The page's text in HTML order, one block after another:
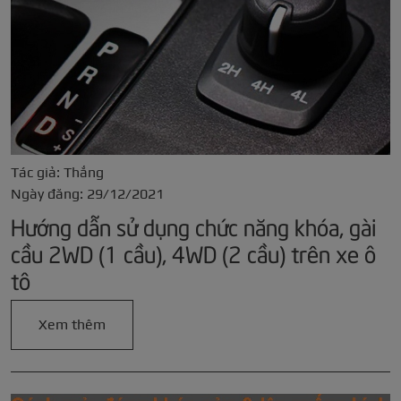
Tác giả: Thắng
Ngày đăng: 29/12/2021
Hướng dẫn sử dụng chức năng khóa, gài
cầu 2WD (1 cầu), 4WD (2 cầu) trên xe ô
tô
Xem thêm